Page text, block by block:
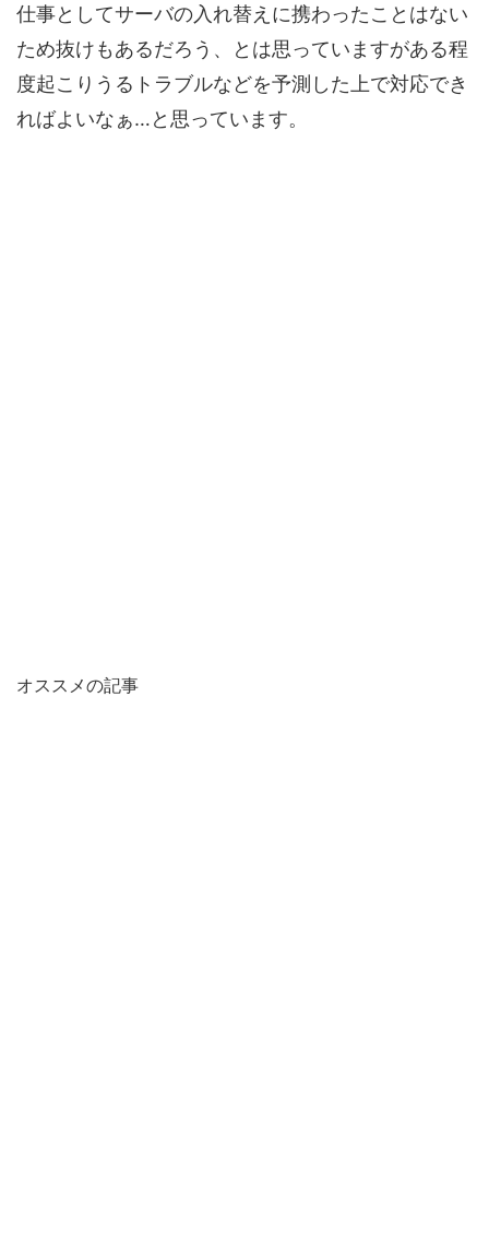
仕事としてサーバの入れ替えに携わったことはない
ため抜けもあるだろう、とは思っていますがある程
度起こりうるトラブルなどを予測した上で対応でき
ればよいなぁ…と思っています。
オススメの記事